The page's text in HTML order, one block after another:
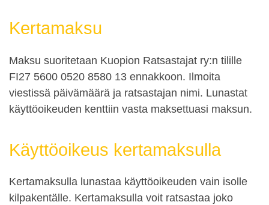
Kertamaksu
Maksu suoritetaan Kuopion Ratsastajat ry:n tilille
FI27 5600 0520 8580 13 ennakkoon. Ilmoita
viestissä päivämäärä ja ratsastajan nimi. Lunastat
käyttöoikeuden kenttiin vasta maksettuasi maksun.
Käyttöoikeus kertamaksulla
Kertamaksulla lunastaa käyttöoikeuden vain isolle
kilpakentälle. Kertamaksulla voit ratsastaa joko